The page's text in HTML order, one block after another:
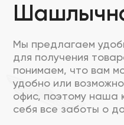
Мы предлагаем
для получения
понимаем, что вам
удобно или
офис, поэтому наша
себя все заботы о